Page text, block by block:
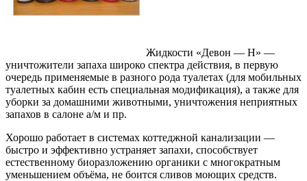
Жидкости «Девон — Н» —
уничтожители запаха широко спектра действия, в первую
очередь применяемые в разного рода туалетах (для мобильных
туалетных кабин есть специальная модификация), а также для
уборки за домашними животными, уничтожения неприятных
запахов в салоне а/м и пр.
Хорошо работает в системах коттеджной канализации —
быстро и эффективно устраняет запахи, способствует
естественному биоразложению органики с многократным
уменьшением объёма, не боится сливов моющих средств.